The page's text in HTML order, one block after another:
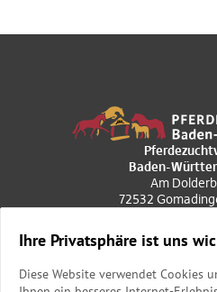
Baden-
Am
72532
Mo. bis Do.: 9.00
Ihre Privatsphäre ist uns
Diese Website verwendet Cookies